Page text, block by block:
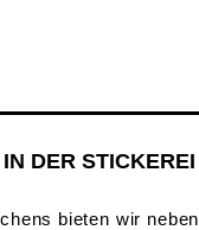
DER
bieten wir